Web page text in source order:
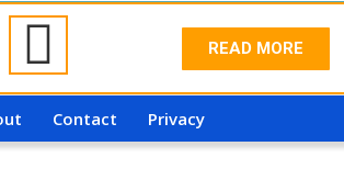
READ MORE
Contact Privacy